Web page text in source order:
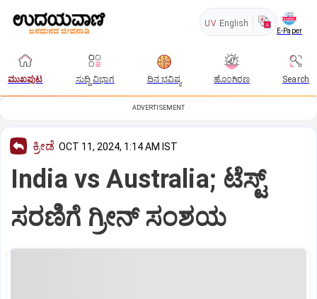
UV English
E-Paper
ಮುಖಪುಟ ಸುದ್ದಿ ವಿಭಾಗ ದಿನ ಭವಿಷ್ಯ ಹೊಂಗಿರಣ Search
ADVERTISEMENT
ಕ್ರೀಡೆ OCT 11, 2024, 1:14 AM IST
India vs Australia; ಟೆಸ್ಟ್‌
ಸರಣಿಗೆ ಗ್ರೀನ್‌ ಸಂಶಯ